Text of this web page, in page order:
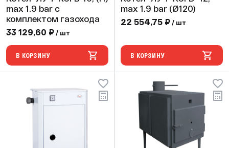
max 1.9 bar с
комплектом газохода
33 129,60 ₽ / шт
В КОРЗИНУ
max 1.9 bar (Ø120)
22 554,75 ₽ / шт
В КОРЗИНУ